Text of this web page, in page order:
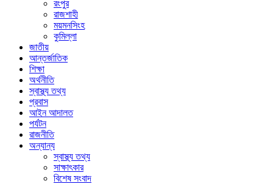
রংপুর
রাজশাহী
ময়মনসিংহ
কুমিল্লা
জাতীয়
আন্তর্জাতিক
শিক্ষা
অর্থনীতি
স্বাস্থ্য তথ্য
প্রবাস
আইন আদালত
পর্যটন
রাজনীতি
অন্যান্য
স্বাস্থ্য তথ্য
সাক্ষাৎকার
বিশেষ সংবাদ